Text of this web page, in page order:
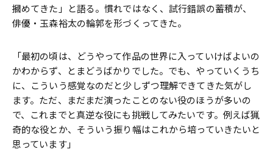
摑めてきた」と語る。慣れではなく、試行錯誤の蓄積が、
俳優・玉森裕太の輪郭を形づくってきた。
「最初の頃は、どうやって作品の世界に入っていけばよいの
かわからず、とまどうばかりでした。でも、やっていくうち
に、こういう感覚なのだと少しずつ理解できてきた気がし
ます。ただ、まだまだ演ったことのない役のほうが多いの
で、これまでと真逆な役にも挑戦してみたいです。例えば猟
奇的な役とか、そういう振り幅はこれから培っていきたいと
思っています」